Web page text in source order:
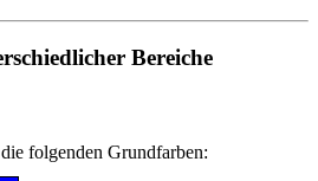
Bereiche
folgenden Grundfarben: